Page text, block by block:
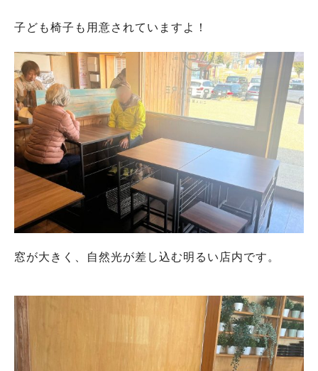
子ども椅子も用意されていますよ！
窓が大きく、自然光が差し込む明るい店内です。